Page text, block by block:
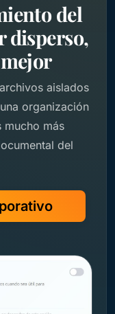
del
disperso,
aislados
organización
mucho más
del